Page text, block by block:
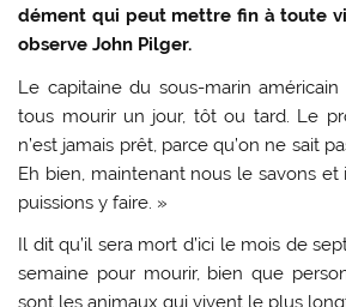
dément qui peut mettre fin à toute
observe John Pilger.
Le capitaine du sous-marin
tous mourir un jour, tôt ou tard. Le
n’est jamais prêt, parce qu’on ne sait
Eh bien, maintenant nous le savons et
puissions y faire. »
Il dit qu’il sera mort d’ici le mois de
semaine pour mourir, bien que
sont les animaux qui vivent le plus